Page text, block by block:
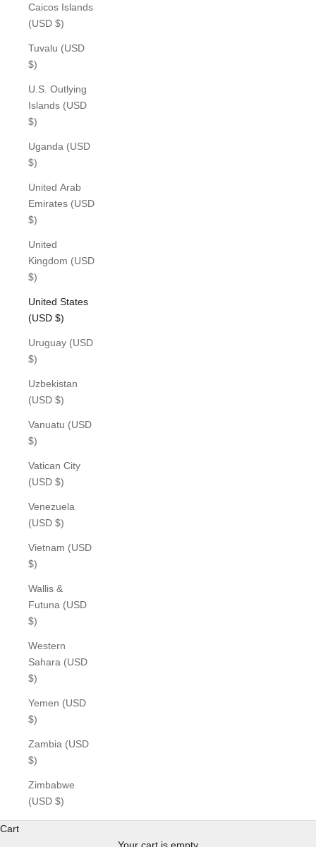
Caicos Islands
(USD $)
Tuvalu (USD
$)
U.S. Outlying
Islands (USD
$)
Uganda (USD
$)
United Arab
Emirates (USD
$)
United
Kingdom (USD
$)
United States
(USD $)
Uruguay (USD
$)
Uzbekistan
(USD $)
Vanuatu (USD
$)
Vatican City
(USD $)
Venezuela
(USD $)
Vietnam (USD
$)
Wallis &
Futuna (USD
$)
Western
Sahara (USD
$)
Yemen (USD
$)
Zambia (USD
$)
Zimbabwe
(USD $)
Cart
Your cart is empty